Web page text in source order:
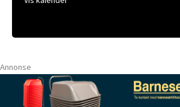
Annonse